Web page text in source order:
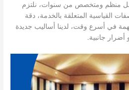
عمل منظم ومتخصص من سنوات، نلتزم
القياسية المتعلقة بالخدمة، دقة
في أسرع وقت، لدينا أساليب جديدة
جانبية.